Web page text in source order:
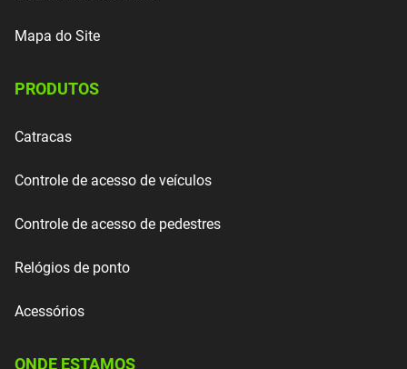
Mapa do Site
PRODUTOS
Catracas
Controle de acesso de veículos
Controle de acesso de pedestres
Relógios de ponto
Acessórios
ONDE ESTAMOS